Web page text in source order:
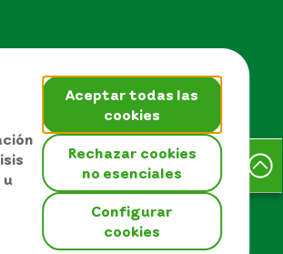
u
Aceptar todas las
cookies
Rechazar cookies
no esenciales
Configurar
cookies
© Todos los derechos
reservados 2026